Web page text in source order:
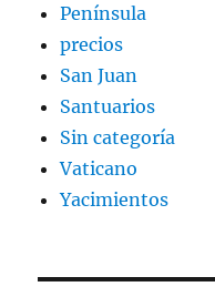
Península
precios
San Juan
Santuarios
Sin categoría
Vaticano
Yacimientos